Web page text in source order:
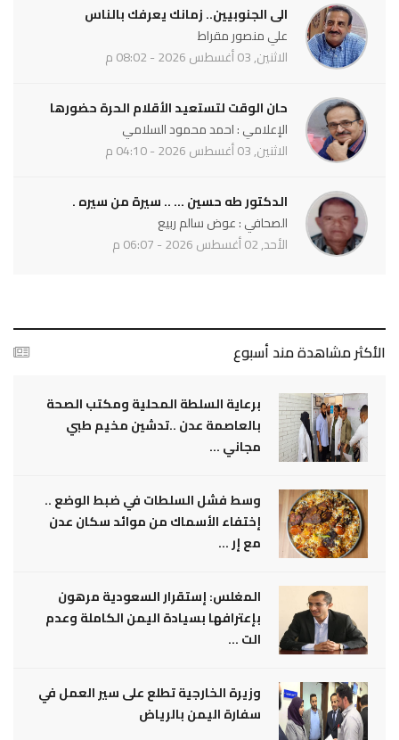
الى الجنوبيين.. زمانك يعرفك بالناس
علي منصور مقراط
الاثنين, 03 أغسطس 2026 - 08:02 م
حان الوقت لتستعيد الأقلام الحرة حضورها
الإعلامي : احمد محمود السلامي
الاثنين, 03 أغسطس 2026 - 04:10 م
الدكتور طه حسين ... .. سيرة من سيره .
الصحافي : عوض سالم ربيع
الأحد, 02 أغسطس 2026 - 06:07 م
الأكثر مشاهدة مند أسبوع
برعاية السلطة المحلية ومكتب الصحة
بالعاصمة عدن ..تدشين مخيم طبي
مجاني ...
وسط فشل السلطات في ضبط الوضع ..
إختفاء الأسماك من موائد سكان عدن
مع إر ...
المغلس: إستقرار السعودية مرهون
بإعترافها بسيادة اليمن الكاملة وعدم
الت ...
وزيرة الخارجية تطلع على سير العمل في
سفارة اليمن بالرياض